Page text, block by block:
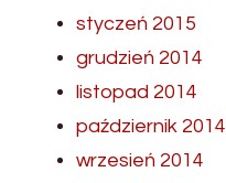
styczeń 2015
grudzień 2014
listopad 2014
październik 2014
wrzesień 2014